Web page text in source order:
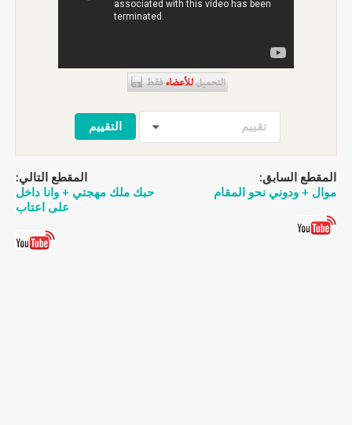
تقييم
المقطع السابق:
موال + ودوني نحو المقام
المقطع التالي:
حبك ملك مهجتي + وانا داخل
على اعتاب